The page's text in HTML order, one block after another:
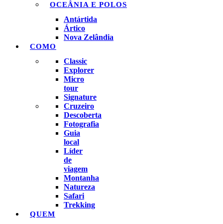
OCEÂNIA E POLOS
Antártida
Ártico
Nova Zelândia
COMO
Classic
Explorer
Micro
tour
Signature
Cruzeiro
Descoberta
Fotografia
Guia
local
Líder
de
viagem
Montanha
Natureza
Safari
Trekking
QUEM